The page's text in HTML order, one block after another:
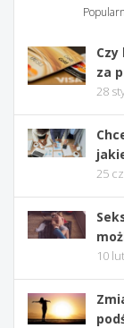
za
28
25
10